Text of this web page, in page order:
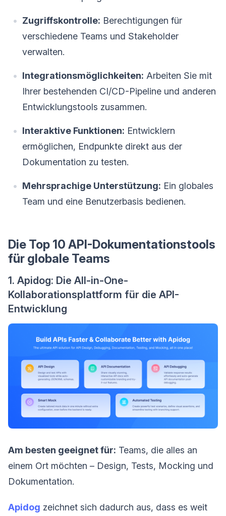
Zugriffskontrolle: Berechtigungen für
verschiedene Teams und Stakeholder
verwalten.
Integrationsmöglichkeiten: Arbeiten Sie mit
Ihrer bestehenden CI/CD-Pipeline und anderen
Entwicklungstools zusammen.
Interaktive Funktionen: Entwicklern
ermöglichen, Endpunkte direkt aus der
Dokumentation zu testen.
Mehrsprachige Unterstützung: Ein globales
Team und eine Benutzerbasis bedienen.
Die Top 10 API-Dokumentationstools
für globale Teams
1. Apidog: Die All-in-One-
Kollaborationsplattform für die API-
Entwicklung
Am besten geeignet für: Teams, die alles an
einem Ort möchten – Design, Tests, Mocking und
Dokumentation.
Apidog zeichnet sich dadurch aus, dass es weit